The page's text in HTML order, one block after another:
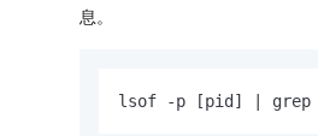
息。
lsof -p [pid] | grep